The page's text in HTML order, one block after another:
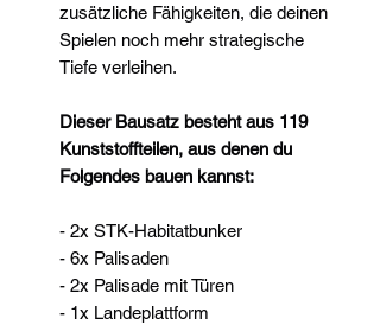
zusätzliche Fähigkeiten, die deinen
Spielen noch mehr strategische
Tiefe verleihen.
Dieser Bausatz besteht aus 119
Kunststoffteilen, aus denen du
Folgendes bauen kannst:
- 2x STK-Habitatbunker
- 6x Palisaden
- 2x Palisade mit Türen
- 1x Landeplattform